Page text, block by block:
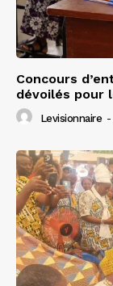
Concours
dévoilés pour
Levisionnaire -